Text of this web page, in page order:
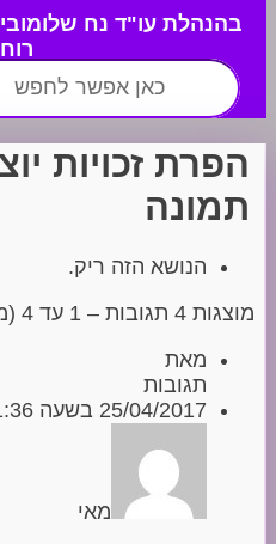
בהנהלת עו"ד נח
חפש:
הפרת זכויות
תמונה
הנושא הזה ריק.
מוצגות 4 תגובות – 1 עד 4 (מתוך 4 סה״כ)
מאת
תגובות
25/04/2017 בשעה 11:36
מאי